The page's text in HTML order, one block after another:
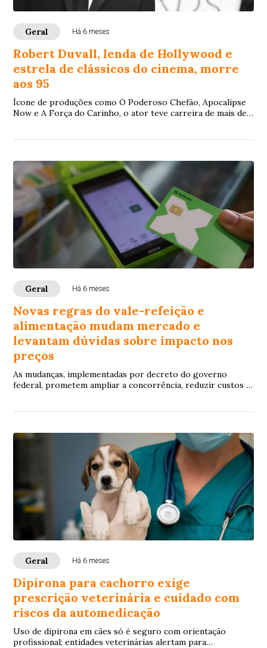
Geral Há 6 meses
Robert Duvall, lenda de Hollywood e
estrela de clássicos do cinema, morre
aos 95
Ícone de produções como O Poderoso Chefão, Apocalipse
Now e A Força do Carinho, o ator teve carreira de mais de
Geral Há 6 meses
Novas regras do vale-refeição e
alimentação mudam mercado e
levantam dúvidas sobre impacto nos
preços
As mudanças, implementadas por decreto do governo
federal, prometem ampliar a concorrência, reduzir custos e
Geral Há 6 meses
Dipirona para cachorro exige
prescrição veterinária e cuidado com
riscos da automedicação
Uso de dipirona em cães só é seguro com orientação
profissional; entidades veterinárias alertam para